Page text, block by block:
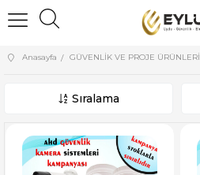
Anasayfa GÜVENLİK VE PROJE ÜRÜNLERİ
Sıralama